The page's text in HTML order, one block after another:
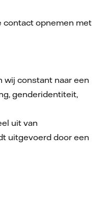
contact opnemen met
wij constant naar een
genderidentiteit,
uit van
uitgevoerd door een